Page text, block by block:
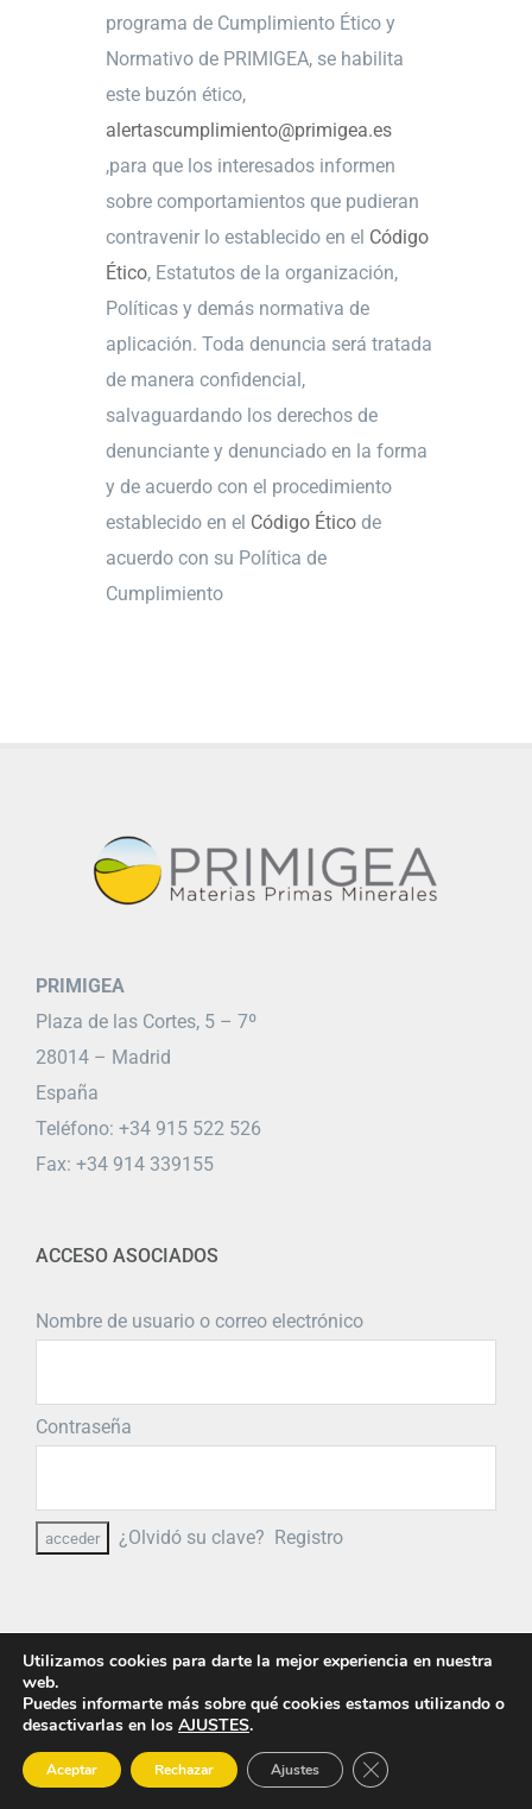
programa de Cumplimiento Ético y
Normativo de PRIMIGEA, se habilita
este buzón ético,
alertascumplimiento@primigea.es
,para que los interesados informen
sobre comportamientos que pudieran
contravenir lo establecido en el Código
Ético, Estatutos de la organización,
Políticas y demás normativa de
aplicación. Toda denuncia será tratada
de manera confidencial,
salvaguardando los derechos de
denunciante y denunciado en la forma
y de acuerdo con el procedimiento
establecido en el Código Éticode
acuerdo con su Política de
Cumplimiento
PRIMIGEA
Plaza de las Cortes, 5 – 7º
28014 – Madrid
España
Teléfono: +34 915 522 526
Fax: +34 914 339155
ACCESO ASOCIADOS
Nombre de usuario o correo electrónico
Contraseña
¿Olvidó su clave? Registro
Utilizamos cookies para darte la mejor experiencia en nuestra
web.
Puedes informarte más sobre qué cookies estamos utilizando o
desactivarlas en los AJUSTES.
Aceptar Rechazar Ajustes Cerrar el banner de